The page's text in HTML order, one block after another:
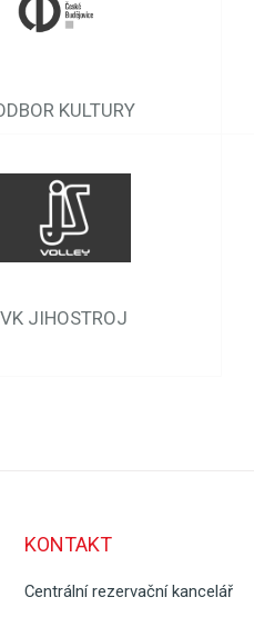
KULTURY
VK JIHOSTROJ
KONTAKT
Centrální rezervační kancelář